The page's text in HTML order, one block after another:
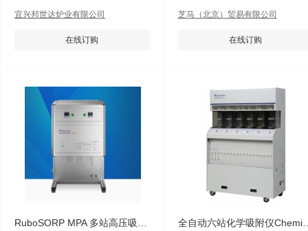
宜兴邦世达炉业有限公司
在线订购
芝马（北京）贸易有限公司
在线订购
全自动六站化学